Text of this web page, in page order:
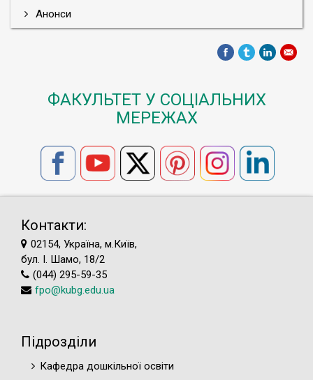
Анонси
ФАКУЛЬТЕТ У СОЦІАЛЬНИХ
МЕРЕЖАХ
Контакти:
02154, Україна, м.Київ,
бул. І. Шамо, 18/2
(044) 295-59-35
fpo@kubg.edu.ua
Підрозділи
Кафедра дошкільної освіти